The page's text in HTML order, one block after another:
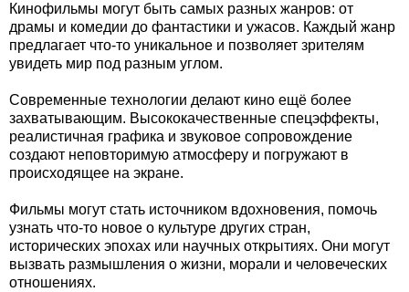
Кинофильмы могут быть самых разных жанров: от
драмы и комедии до фантастики и ужасов. Каждый жанр
предлагает что-то уникальное и позволяет зрителям
увидеть мир под разным углом.
Современные технологии делают кино ещё более
захватывающим. Высококачественные спецэффекты,
реалистичная графика и звуковое сопровождение
создают неповторимую атмосферу и погружают в
происходящее на экране.
Фильмы могут стать источником вдохновения, помочь
узнать что-то новое о культуре других стран,
исторических эпохах или научных открытиях. Они могут
вызвать размышления о жизни, морали и человеческих
отношениях.